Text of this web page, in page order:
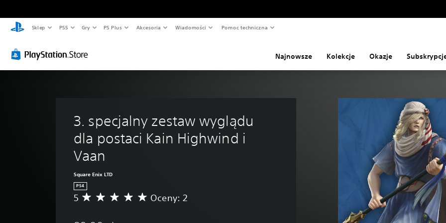
Sklep PS5 Gry PS Plus Akcesoria Wiadomości Pomoc techniczna
Najnowsze Kolekcje Okazje
3. specjalny zestaw wyglądu
dla postaci Kain Highwind i
Vaan
Square Enix LTD
PS4
Ś
5 Oceny: 2